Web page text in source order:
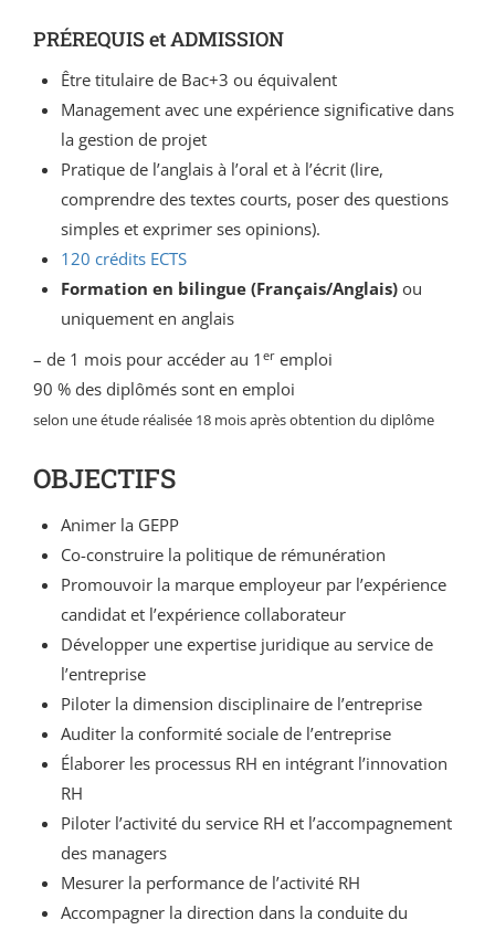
PRÉREQUIS et ADMISSION
Être titulaire de Bac+3 ou équivalent
Management avec une expérience significative dans
la gestion de projet
Pratique de l’anglais à l’oral et à l’écrit (lire,
comprendre des textes courts, poser des questions
simples et exprimer ses opinions).
120 crédits ECTS
Formation en bilingue (Français/Anglais) ou
uniquement en anglais
– de 1 mois pour accéder au 1 er emploi
90 % des diplômés sont en emploi
selon une étude réalisée 18 mois après obtention du diplôme
OBJECTIFS
Animer la GEPP
Co-construire la politique de rémunération
Promouvoir la marque employeur par l’expérience
candidat et l’expérience collaborateur
Développer une expertise juridique au service de
l’entreprise
Piloter la dimension disciplinaire de l’entreprise
Auditer la conformité sociale de l’entreprise
Élaborer les processus RH en intégrant l’innovation
RH
Piloter l’activité du service RH et l’accompagnement
des managers
Mesurer la performance de l’activité RH
Accompagner la direction dans la conduite du